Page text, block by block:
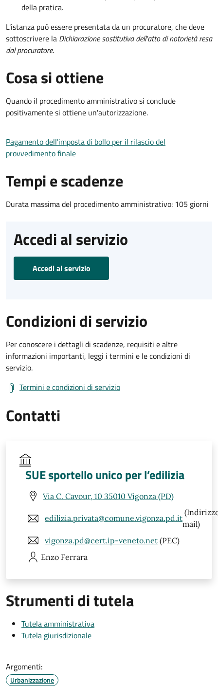
della pratica.
L'istanza può essere presentata da un procuratore, che deve
sottoscrivere la Dichiarazione sostitutiva dell'atto di notorietà resa
dal procuratore.
Cosa si ottiene
Quando il procedimento amministrativo si conclude
positivamente si ottiene un'autorizzazione.
Pagamento dell'imposta di bollo per il rilascio del
provvedimento finale
Tempi e scadenze
Durata massima del procedimento amministrativo: 105 giorni
Accedi al servizio
Accedi al servizio
Condizioni di servizio
Per conoscere i dettagli di scadenze, requisiti e altre
informazioni importanti, leggi i termini e le condizioni di
servizio.
Termini e condizioni di servizio
Contatti
SUE sportello unico per l’edilizia
Via C. Cavour, 10 35010 Vigonza (PD)
edilizia.privata@comune.vigonza.pd.it
mail)
vigonza.pd@cert.ip-veneto.net (PEC)
Enzo Ferrara
Strumenti di tutela
Tutela amministrativa
Tutela giurisdizionale
Argomenti:
Urbanizzazione